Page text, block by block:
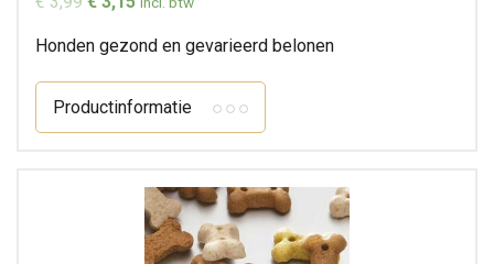
Honden gezond en gevarieerd belonen
Productinformatie